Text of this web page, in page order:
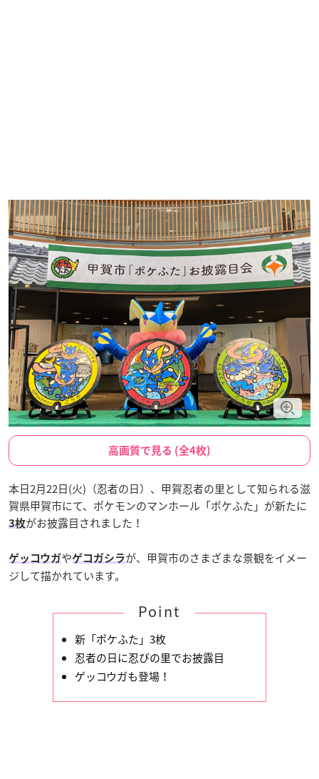
高画質で見る (全4枚)
本日2月22日(火)（忍者の日）、甲賀忍者の里として知られる滋
賀県甲賀市にて、ポケモンのマンホール「ポケふた」が新たに
3枚がお披露目されました！
ゲッコウガやゲコガシラが、甲賀市のさまざまな景観をイメー
ジして描かれています。
Point
新「ポケふた」3枚
忍者の日に忍びの里でお披露目
ゲッコウガも登場！